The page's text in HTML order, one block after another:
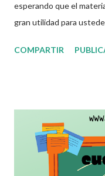
esperando que el
gran utilidad para
proceso muy importante
donde se pretende
quieren mirar, para de
sus alumnos.
archivos ya que gracias
COMPARTIR